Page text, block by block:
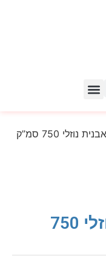
/ כימגת מסיר אבנית נוזלי 750 סמ”ק
כימגת מסיר אבנית נוזלי 750